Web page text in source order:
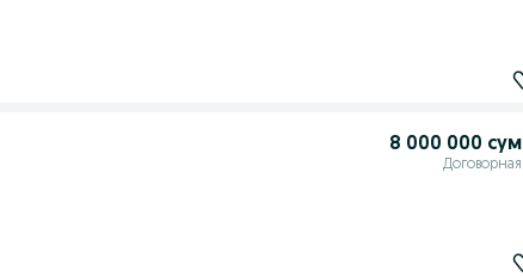
8 000 000 сум
Договорная